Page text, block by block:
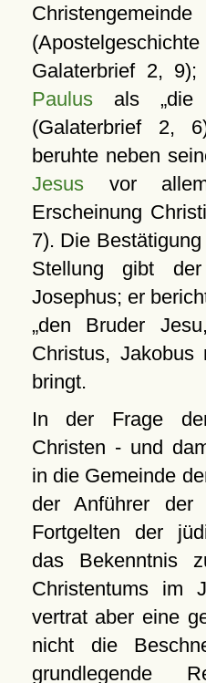
Galaterbrief 2,
Paulusals die
(Galaterbrief 2,
beruhte neben
Jesusvor
Erscheinung
7). Die
Stellung gibt der
Josephus; er
den Bruder
Christus, Jakobus
bringt.
In der Frage
Christen - und
in die Gemeinde
der Anführer
Fortgelten der
das Bekenntnis
Christentums im
vertrat aber eine
nicht die
grundlegende